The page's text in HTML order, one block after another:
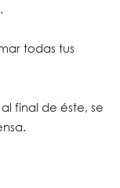
todas tus
final de éste, se